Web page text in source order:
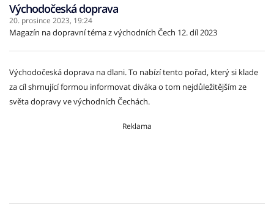
Východočeská doprava
20. prosince 2023, 19:24
Magazín na dopravní téma z východních Čech 12. díl 2023
Východočeská doprava na dlani. To nabízí tento pořad, který si klade
za cíl shrnující formou informovat diváka o tom nejdůležitějším ze
světa dopravy ve východních Čechách.
Reklama